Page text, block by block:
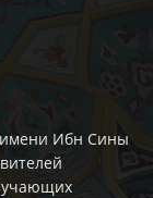
имени Ибн Сины